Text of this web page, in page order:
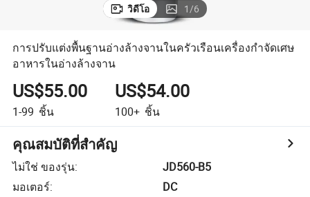
วิดีโอ 1/6
การปรับแต่งพื้นฐานอ่างล้างจานในครัวเรือนเครื่องกำจัดเศษ
อาหารในอ่างล้างจาน
US$55.00
1-99 ชิ้น
US$54.00
100+ ชิ้น
คุณสมบัติที่สำคัญ
ไม่ใช่ ของรุ่น:
JD560-B5
มอเตอร์:
DC